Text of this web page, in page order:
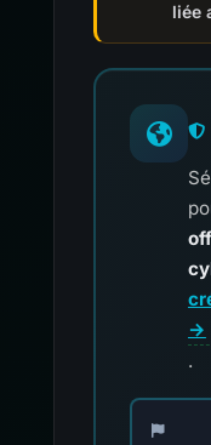
liée
→
.